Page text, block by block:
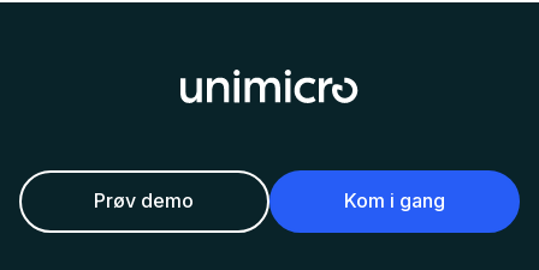
Prøv demo Kom i gang